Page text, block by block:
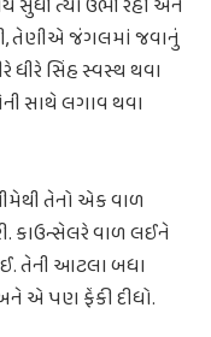
તેણીએ જંગલમાં જવાનું
ધીરે સિંહ સ્વસ્થ થવા
સાથે લગાવ થવા
તેનો એક વાળ
કાઉન્સેલરે વાળ લઈને
તેની આટલા બધા
એ પણ ફેંકી દીધો.